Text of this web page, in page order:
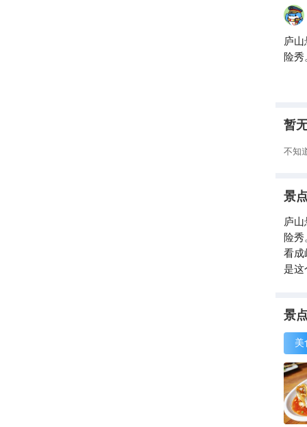
庐
险
暂
不知
景
庐
险秀
看成
是
景
美